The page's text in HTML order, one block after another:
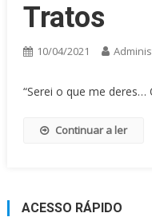
Tratos
10/04/2021
“Serei o que me deres…
Continuar a ler
ACESSO RÁPIDO